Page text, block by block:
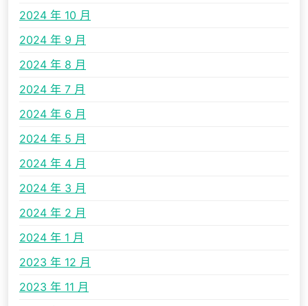
2024 年 10 月
2024 年 9 月
2024 年 8 月
2024 年 7 月
2024 年 6 月
2024 年 5 月
2024 年 4 月
2024 年 3 月
2024 年 2 月
2024 年 1 月
2023 年 12 月
2023 年 11 月